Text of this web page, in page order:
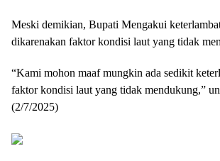
Meski demikian, Bupati Mengakui
dikarenakan faktor kondisi laut yang tidak
“Kami mohon maaf mungkin ada sedikit
faktor kondisi laut yang tidak mendukung,”
(2/7/2025)